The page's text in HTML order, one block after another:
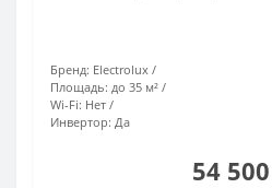
Бренд: Electrolux
Площадь: до 35 м²
Wi-Fi: Нет
Инвертор: Да
54